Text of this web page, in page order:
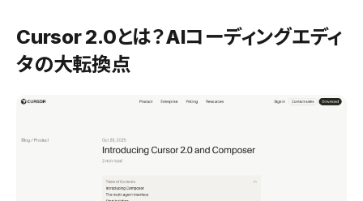
Cursor 2.0とは？AIコーディングエディ
タの大転換点